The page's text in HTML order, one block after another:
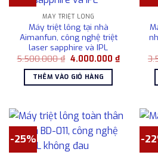
MÁY TRIỆT LÔNG
Máy triệt lông tại nhà
Aimanfun, công nghệ triệt
laser sapphire và IPL
5.500.000₫ Giá
là:
5.500.000 ₫.
4.000.000 ₫Giá
hiện
THÊM VÀO GIỎ HÀNG
-25% -